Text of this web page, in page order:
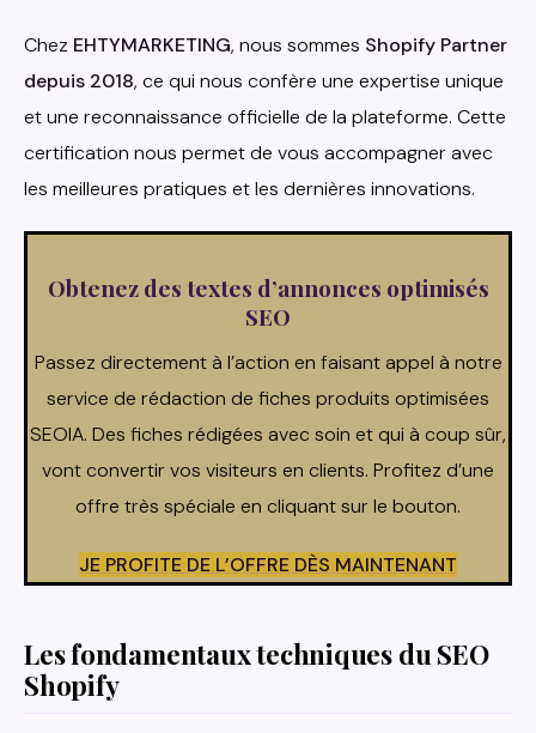
Chez EHTYMARKETING, nous sommes Shopify Partner
depuis 2018, ce qui nous confère une expertise unique
et une reconnaissance officielle de la plateforme. Cette
certification nous permet de vous accompagner avec
les meilleures pratiques et les dernières innovations.
Obtenez des textes d’annonces optimisés
SEO
Passez directement à l’action en faisant appel à notre
service de rédaction de fiches produits optimisées
SEOIA. Des fiches rédigées avec soin et qui à coup sûr,
vont convertir vos visiteurs en clients. Profitez d’une
offre très spéciale en cliquant sur le bouton.
JE PROFITE DE L’OFFRE DÈS MAINTENANT
Les fondamentaux techniques du SEO
Shopify